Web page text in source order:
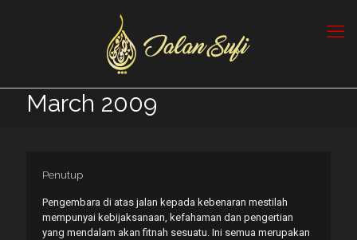
March 2009
Penutup
Pengembara di atas jalan kepada kebenaran mestilah
mempunyai kebijaksanaan, kefahaman dan pengertian
yang mendalam akan fitnah sesuatu. Ini semua merupakan